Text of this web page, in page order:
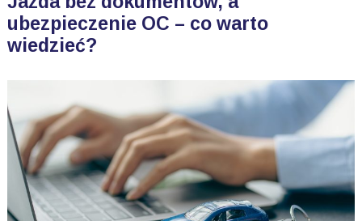
ubezpieczenie OC – co warto
wiedzieć?